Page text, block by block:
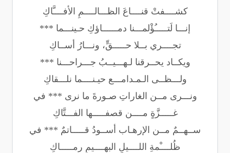
كشــــفتْ قنــــاعَ الظـــالــــمِ الأفــــَّاكِ
إنـــا لَتـــــُؤْلمـــنا دمــــــاؤكِ حـينـــما ***
تجــــري بــلا حـــــقٍّ، ونـــارُ أســاكِ
ويكــاد يحــرقنا لـهـــيــبُ جـــراحـــنا ***
ولـــظــى الـمـدامـــع حيـنــــما نلـــقاكِ
ونـــرى مــن الغاراتِ صـورةَ ما نرى *** في
غـــــزَّةٍ مــــن قصفـــــها الفـــتَّاكِ
ســهــمٌ مــن الإرهـاب أســودُ قـــــاتمٌ *** في
ظُلــــْمةِ اللــــيلِ البهــــيمِ رمـــــاكِ